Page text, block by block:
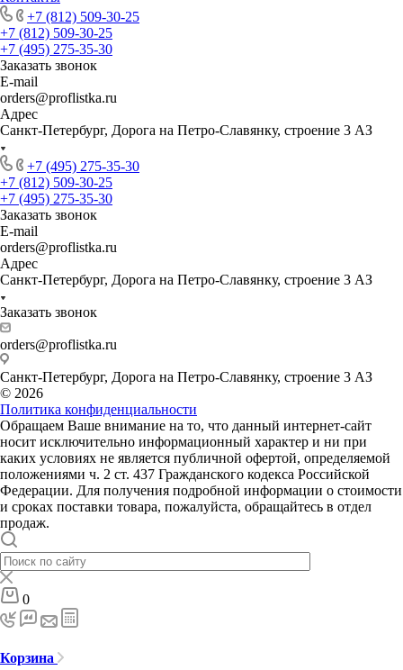
+7 (812) 509-30-25
+7 (812) 509-30-25
+7 (495) 275-35-30
Заказать звонок
E-mail
orders@proflistka.ru
Адрес
Санкт-Петербург, Дорога на Петро-Славянку, строение 3 АЗ
+7 (495) 275-35-30
+7 (812) 509-30-25
+7 (495) 275-35-30
Заказать звонок
E-mail
orders@proflistka.ru
Адрес
Санкт-Петербург, Дорога на Петро-Славянку, строение 3 АЗ
Заказать звонок
orders@proflistka.ru
Санкт-Петербург, Дорога на Петро-Славянку, строение 3 АЗ
© 2026
Политика конфиденциальности
Обращаем Ваше внимание на то, что данный интернет-сайт
носит исключительно информационный характер и ни при
каких условиях не является публичной офертой, определяемой
положениями ч. 2 ст. 437 Гражданского кодекса Российской
Федерации. Для получения подробной информации о стоимости
и сроках поставки товара, пожалуйста, обращайтесь в отдел
продаж.
0
Корзина